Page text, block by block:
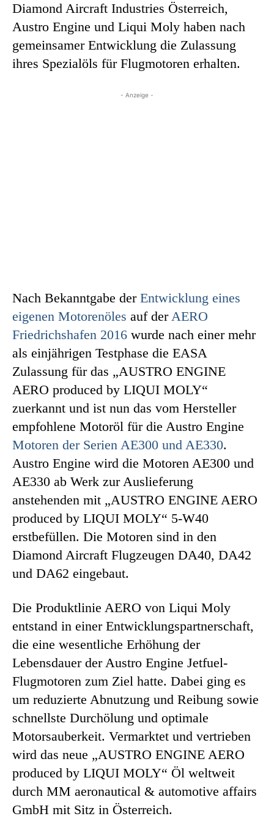
Diamond Aircraft Industries Österreich,
Austro Engine und Liqui Moly haben nach
gemeinsamer Entwicklung die Zulassung
ihres Spezialöls für Flugmotoren erhalten.
- Anzeige -
Nach Bekanntgabe der Entwicklung eines
eigenen Motorenöles auf derAERO
Friedrichshafen 2016 wurde nach einer mehr
als einjährigen Testphase die EASA
Zulassung für das „AUSTRO ENGINE
AERO produced by LIQUI MOLY“
zuerkannt und ist nun das vom Hersteller
empfohlene Motoröl für die Austro Engine
Motoren der Serien AE300 und AE330.
Austro Engine wird die Motoren AE300 und
AE330 ab Werk zur Auslieferung
anstehenden mit „AUSTRO ENGINE AERO
produced by LIQUI MOLY“ 5-W40
erstbefüllen. Die Motoren sind in den
Diamond Aircraft Flugzeugen DA40, DA42
und DA62 eingebaut.
Die Produktlinie AERO von Liqui Moly
entstand in einer Entwicklungspartnerschaft,
die eine wesentliche Erhöhung der
Lebensdauer der Austro Engine Jetfuel-
Flugmotoren zum Ziel hatte. Dabei ging es
um reduzierte Abnutzung und Reibung sowie
schnellste Durchölung und optimale
Motorsauberkeit. Vermarktet und vertrieben
wird das neue „AUSTRO ENGINE AERO
produced by LIQUI MOLY“ Öl weltweit
durch MM aeronautical & automotive affairs
GmbH mit Sitz in Österreich.